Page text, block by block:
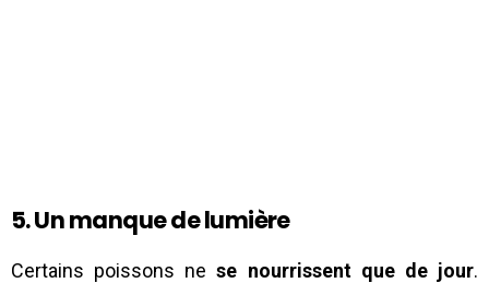
5. Un manque de lumière
Certains poissons nese nourrissent que de jour.